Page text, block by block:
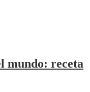
mundo: receta